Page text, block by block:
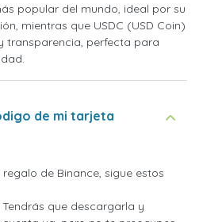
popular del mundo, ideal por su
mientras que USDC (USD Coin)
transparencia, perfecta para
de mi tarjeta
de Binance, sigue estos
que descargarla y